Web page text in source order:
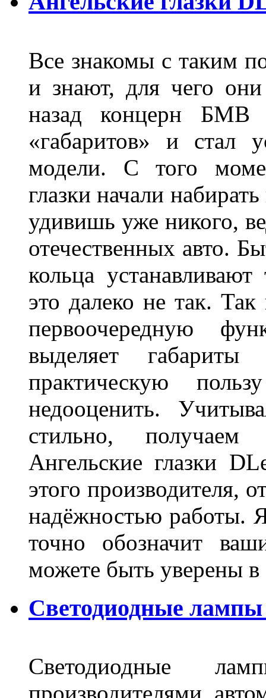
Все знакомы с таким
и знают, для чего
назад концерн БМВ
«габаритов» и стал
модели. С того
глазки начали
удивишь уже никого,
отечественных авто.
кольца
это далеко не так. Так
первоочередную
выделяет
практическую
недооценить.
стильно,
Ангельские глазки
этого производителя,
надёжностью работы.
точно обозначит
можете быть уверены
Светодиодные
Светодиодные